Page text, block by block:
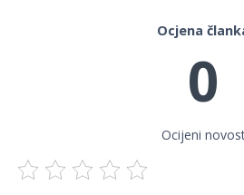
Ocjena
0
Ocijeni